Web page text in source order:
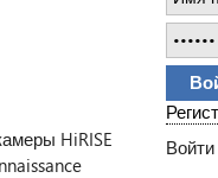
HiRISE